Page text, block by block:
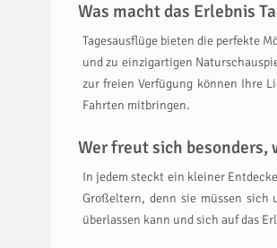
Was macht das Erlebnis
Tagesausflüge bieten die perfekte
und zu einzigartigen
zur freien Verfügung können Ihre
Fahrten mitbringen.
Wer freut sich besonders,
In jedem steckt ein kleiner
Großeltern, denn sie müssen
überlassen kann und sich auf das